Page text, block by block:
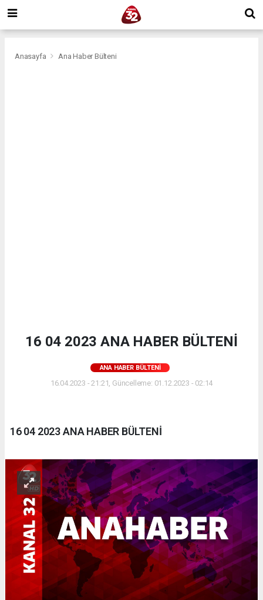
Anasayfa Ana Haber Bülteni
16 04 2023 ANA HABER BÜLTENİ
ANA HABER BÜLTENI
16.04.2023 - 21:21, Güncelleme: 01.12.2023 - 02:14
16 04 2023 ANA HABER BÜLTENİ